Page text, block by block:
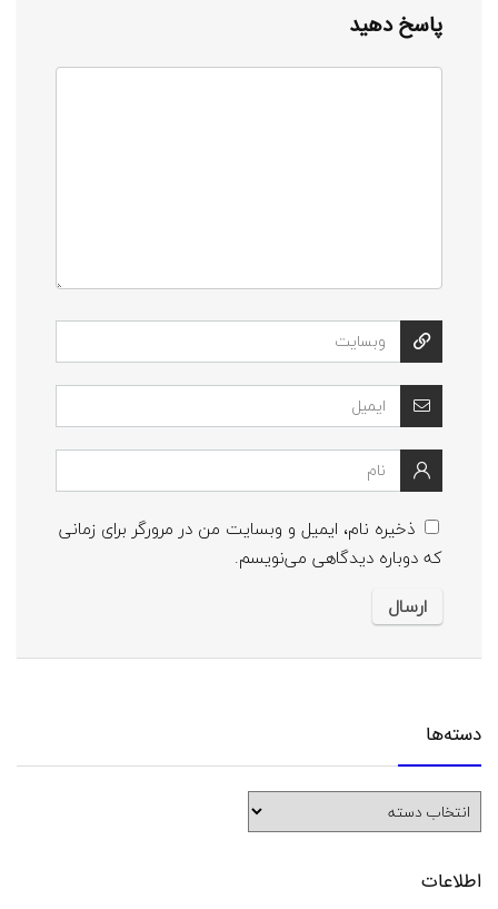
پاسخ دهید
ذخیره نام، ایمیل و وبسایت من در مرورگر برای زمانی
که دوباره دیدگاهی می‌نویسم.
دسته‌ها
دسته‌ها
اطلاعات